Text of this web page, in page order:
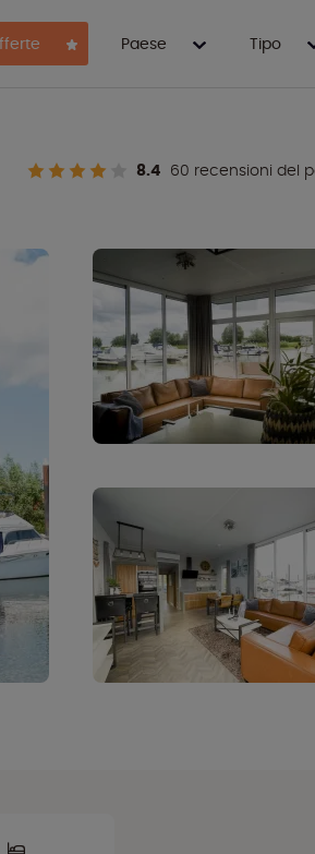
Paese Tipo
8.4 60 recensioni del